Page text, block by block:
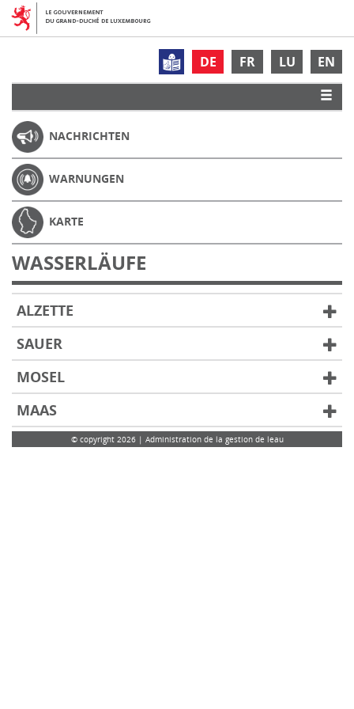
DE FR LU EN
NACHRICHTEN
WARNUNGEN
KARTE
WASSERLÄUFE
ALZETTE
SAUER
MOSEL
MAAS
© copyright 2026 | Administration de la gestion de leau